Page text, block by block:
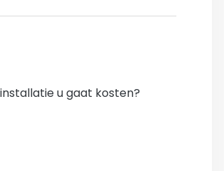
u gaat kosten?